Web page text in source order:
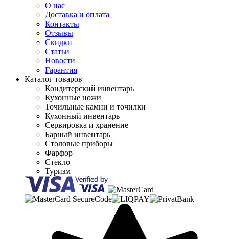
О нас
Доставка и оплата
Контакты
Отзывы
Скидки
Статьи
Новости
Гарантия
Каталог товаров
Кондитерский инвентарь
Кухонные ножи
Точильные камни и точилки
Кухонный инвентарь
Сервировка и хранение
Барный инвентарь
Столовые приборы
Фарфор
Стекло
Туризм